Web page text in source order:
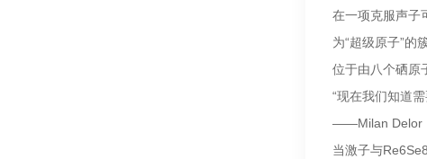
在一项克服声子
为“超级原子”的
位于由八个硒原
“现在我们知道
——Milan Delor
当激子与